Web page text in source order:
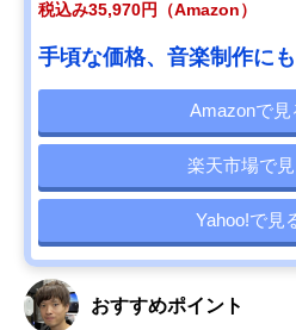
税込み35,970円（Amazon）
手頃な価格、音楽制作に
Amazonで見
楽天市場で
Yahoo!で見
おすすめポイント